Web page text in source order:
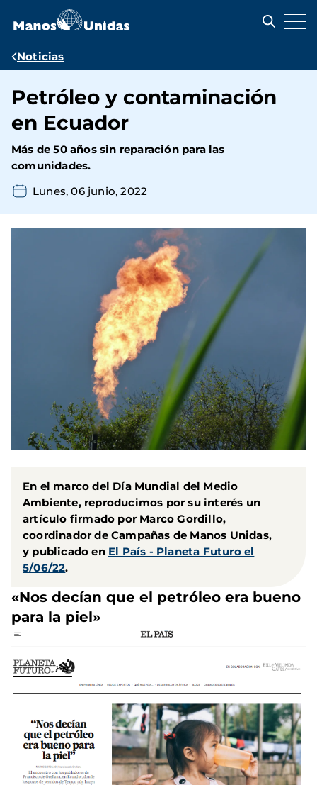
contenido
Ruta
navegación
Noticias
Petróleo y contaminación
en Ecuador
Más de 50 años sin reparación para las
comunidades.
Lunes, 06 junio, 2022
En el marco del Día Mundial del Medio
Ambiente, reproducimos por su interés un
artículo firmado por Marco Gordillo,
coordinador de Campañas de Manos Unidas,
y publicado en El País - Planeta Futuro el
5/06/22.
«Nos decían que el petróleo era bueno
para la piel»